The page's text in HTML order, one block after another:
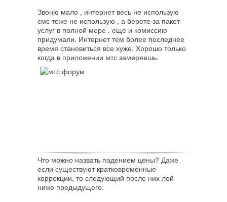
Звоню мало , интернет весь не использую
смс тоже не использую , а берете за пакет
услуг в полной мере , еще и комиссию
придумали. Интернет тем более последнее
время становиться все хуже. Хорошо только
когда в приложении мтс замеряешь.
Что можно назвать падением цены? Даже
если существуют кратковременные
коррекции, то следующий после них лой
ниже предыдущего.